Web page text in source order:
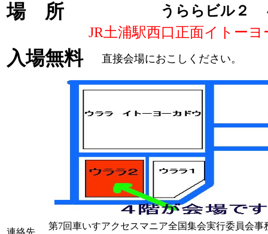
場 所
うららビル２
JR土浦駅西口正面イトーヨ
入場無料 直接会場におこしください。
連絡先
第7回車いすアクセスマニア全国集会実行委員会事